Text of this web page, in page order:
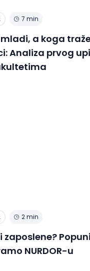
7 min
a koga
Analiza prvog
2 min
zaposlene?
NURDOR-u